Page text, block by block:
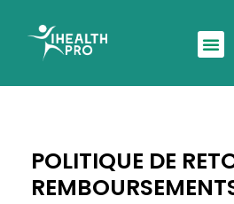
POLITIQUE DE